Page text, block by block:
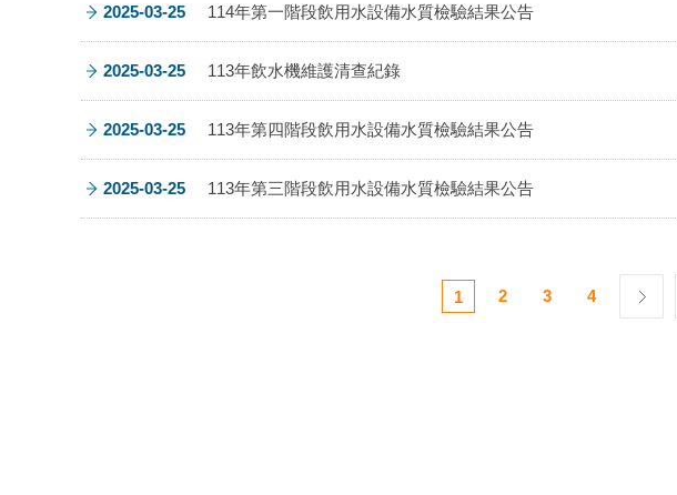
2025-03-25 114年第一階段飲用水設備水質檢驗結果公告
2025-03-25 113年飲水機維護清查紀錄
2025-03-25 113年第四階段飲用水設備水質檢驗結果公告
2025-03-25 113年第三階段飲用水設備水質檢驗結果公告
1 2 3 4